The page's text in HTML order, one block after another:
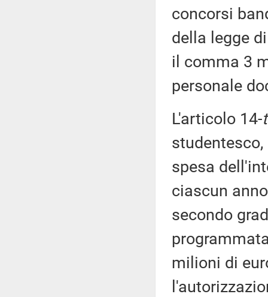
concorsi
della legge
il comma 3
personale
L'articolo 14-
spesa
ciascun
secondo
milioni di